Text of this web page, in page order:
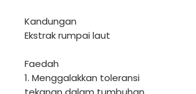
Kandungan
Ekstrak rumpai laut
Faedah
1. Menggalakkan toleransi